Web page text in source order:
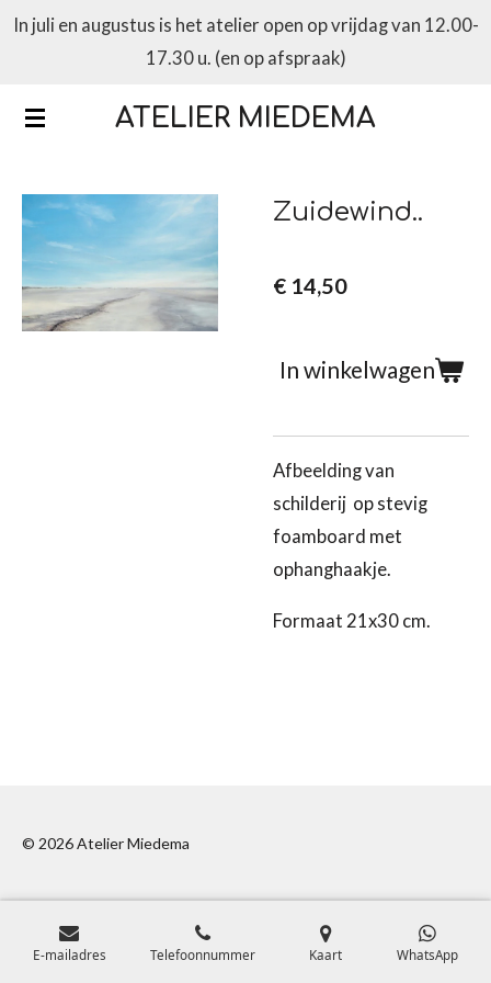
Ga
de
ATELIER MIEDEMA
In juli en augustus is het atelier open op vrijdag van 12.00-
17.30 u. (en op afspraak)
Zuidewind..
€ 14,50
In winkelwagen
Afbeelding van
schilderij op stevig
foamboard met
ophanghaakje.
Formaat 21x30 cm.
© 2026 Atelier Miedema
E-mailadres Telefoonnummer Kaart WhatsApp